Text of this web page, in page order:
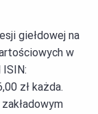
giełdowej na
w
ISIN:
zł każda.